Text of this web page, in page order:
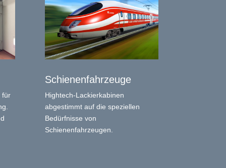
für
Schienenfahrzeuge
Hightech-Lackierkabinen
abgestimmt auf die speziellen
Bedürfnisse von
Schienenfahrzeugen.